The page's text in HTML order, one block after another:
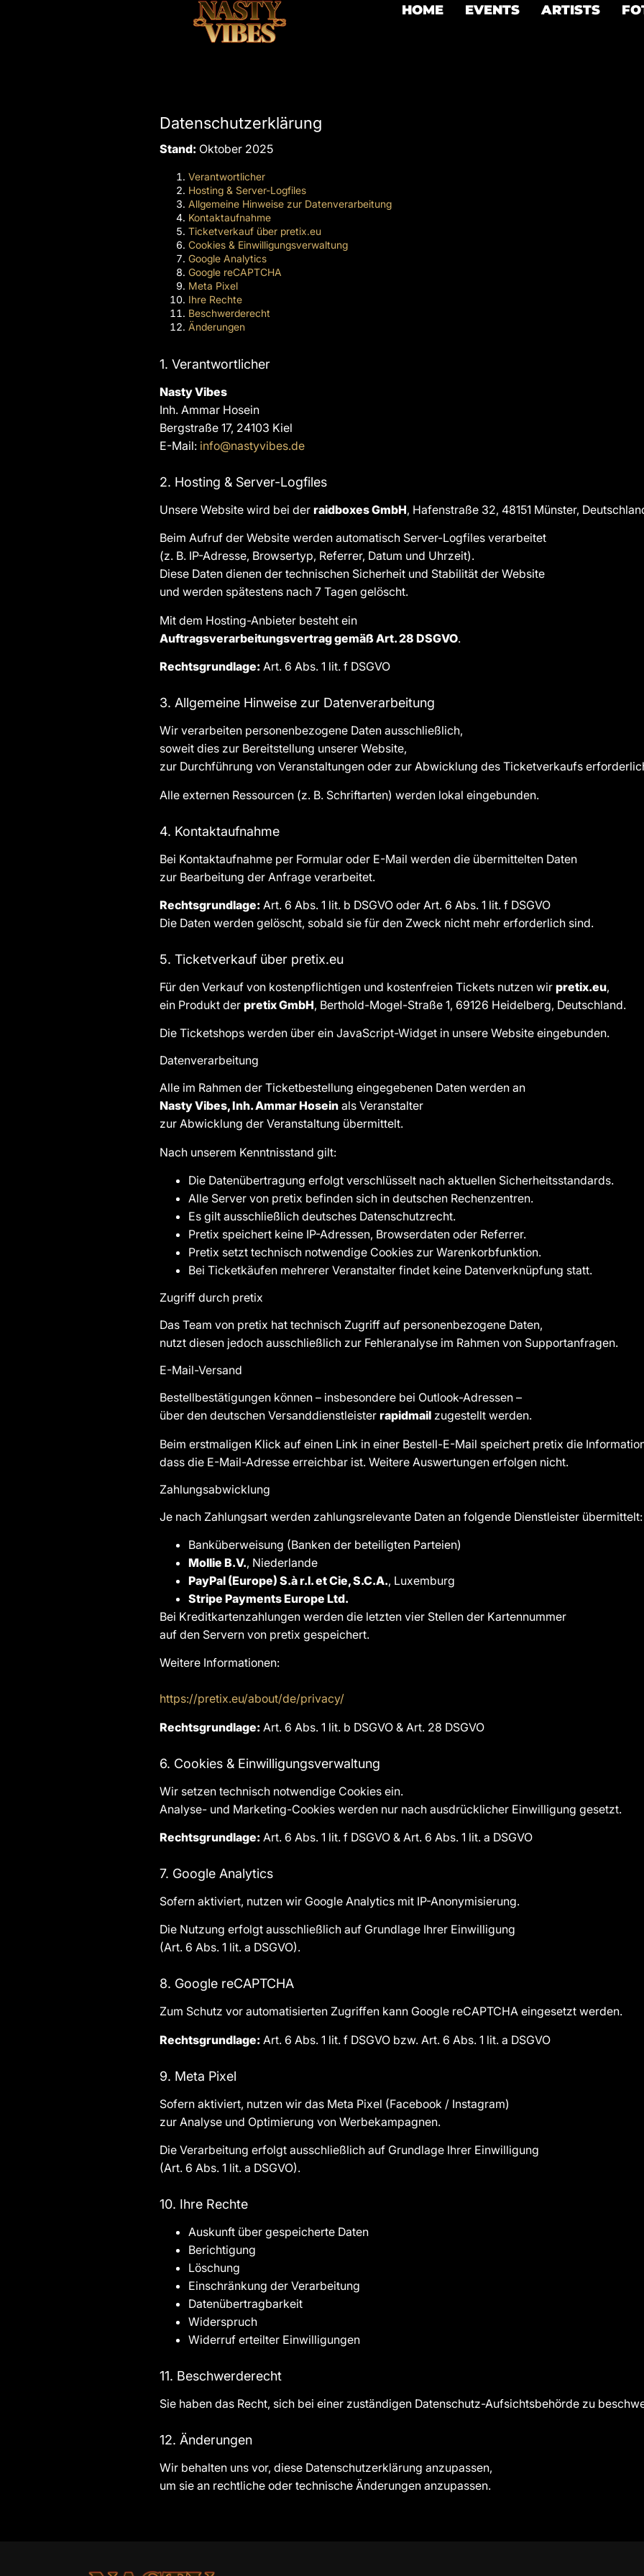
HOME EVENTS ARTISTS
Datenschutzerklärung
Stand: Oktober 2025
Verantwortlicher
Hosting & Server-Logfiles
Allgemeine Hinweise zur Datenverarbeitung
Kontaktaufnahme
Ticketverkauf über pretix.eu
Cookies & Einwilligungsverwaltung
Google Analytics
Google reCAPTCHA
Meta Pixel
Ihre Rechte
Beschwerderecht
Änderungen
1. Verantwortlicher
Nasty Vibes
Inh. Ammar Hosein
Bergstraße 17, 24103 Kiel
E-Mail: info@nastyvibes.de
2. Hosting & Server-Logfiles
Unsere Website wird bei der raidboxes GmbH, Hafenstraße 32, 48151 Münster,
Beim Aufruf der Website werden automatisch Server-Logfiles verarbeitet
(z. B. IP-Adresse, Browsertyp, Referrer, Datum und Uhrzeit).
Diese Daten dienen der technischen Sicherheit und Stabilität der Website
und werden spätestens nach 7 Tagen gelöscht.
Mit dem Hosting-Anbieter besteht ein
Auftragsverarbeitungsvertrag gemäß Art. 28 DSGVO.
Rechtsgrundlage: Art. 6 Abs. 1 lit. f DSGVO
3. Allgemeine Hinweise zur Datenverarbeitung
Wir verarbeiten personenbezogene Daten ausschließlich,
soweit dies zur Bereitstellung unserer Website,
zur Durchführung von Veranstaltungen oder zur Abwicklung des Ticketverkaufs
Alle externen Ressourcen (z. B. Schriftarten) werden lokal eingebunden.
4. Kontaktaufnahme
Bei Kontaktaufnahme per Formular oder E-Mail werden die übermittelten Daten
zur Bearbeitung der Anfrage verarbeitet.
Rechtsgrundlage: Art. 6 Abs. 1 lit. b DSGVO oder Art. 6 Abs. 1 lit. f DSGVO
Die Daten werden gelöscht, sobald sie für den Zweck nicht mehr erforderlich sind.
5. Ticketverkauf über pretix.eu
Für den Verkauf von kostenpflichtigen und kostenfreien Tickets nutzen wir pretix.eu,
ein Produkt der pretix GmbH, Berthold-Mogel-Straße 1, 69126 Heidelberg, Deutschland.
Die Ticketshops werden über ein JavaScript-Widget in unsere Website eingebunden.
Datenverarbeitung
Alle im Rahmen der Ticketbestellung eingegebenen Daten werden an
Nasty Vibes, Inh. Ammar Hosein als Veranstalter
zur Abwicklung der Veranstaltung übermittelt.
Nach unserem Kenntnisstand gilt:
Die Datenübertragung erfolgt verschlüsselt nach aktuellen Sicherheitsstandards.
Alle Server von pretix befinden sich in deutschen Rechenzentren.
Es gilt ausschließlich deutsches Datenschutzrecht.
Pretix speichert keine IP-Adressen, Browserdaten oder Referrer.
Pretix setzt technisch notwendige Cookies zur Warenkorbfunktion.
Bei Ticketkäufen mehrerer Veranstalter findet keine Datenverknüpfung statt.
Zugriff durch pretix
Das Team von pretix hat technisch Zugriff auf personenbezogene Daten,
nutzt diesen jedoch ausschließlich zur Fehleranalyse im Rahmen von Supportanfragen.
E-Mail-Versand
Bestellbestätigungen können – insbesondere bei Outlook-Adressen –
über den deutschen Versanddienstleister rapidmail zugestellt werden.
Beim erstmaligen Klick auf einen Link in einer Bestell-E-Mail speichert pretix die
dass die E-Mail-Adresse erreichbar ist. Weitere Auswertungen erfolgen nicht.
Zahlungsabwicklung
Je nach Zahlungsart werden zahlungsrelevante Daten an folgende Dienstleister übermittelt:
Banküberweisung (Banken der beteiligten Parteien)
Mollie B.V., Niederlande
PayPal (Europe) S.à r.l. et Cie, S.C.A., Luxemburg
Stripe Payments Europe Ltd.
Bei Kreditkartenzahlungen werden die letzten vier Stellen der Kartennummer
auf den Servern von pretix gespeichert.
Weitere Informationen:
https://pretix.eu/about/de/privacy/
Rechtsgrundlage: Art. 6 Abs. 1 lit. b DSGVO & Art. 28 DSGVO
6. Cookies & Einwilligungsverwaltung
Wir setzen technisch notwendige Cookies ein.
Analyse- und Marketing-Cookies werden nur nach ausdrücklicher Einwilligung gesetzt.
Rechtsgrundlage: Art. 6 Abs. 1 lit. f DSGVO & Art. 6 Abs. 1 lit. a DSGVO
7. Google Analytics
Sofern aktiviert, nutzen wir Google Analytics mit IP-Anonymisierung.
Die Nutzung erfolgt ausschließlich auf Grundlage Ihrer Einwilligung
(Art. 6 Abs. 1 lit. a DSGVO).
8. Google reCAPTCHA
Zum Schutz vor automatisierten Zugriffen kann Google reCAPTCHA eingesetzt werden.
Rechtsgrundlage: Art. 6 Abs. 1 lit. f DSGVO bzw. Art. 6 Abs. 1 lit. a DSGVO
9. Meta Pixel
Sofern aktiviert, nutzen wir das Meta Pixel (Facebook / Instagram)
zur Analyse und Optimierung von Werbekampagnen.
Die Verarbeitung erfolgt ausschließlich auf Grundlage Ihrer Einwilligung
(Art. 6 Abs. 1 lit. a DSGVO).
10. Ihre Rechte
Auskunft über gespeicherte Daten
Berichtigung
Löschung
Einschränkung der Verarbeitung
Datenübertragbarkeit
Widerspruch
Widerruf erteilter Einwilligungen
11. Beschwerderecht
Sie haben das Recht, sich bei einer zuständigen Datenschutz-Aufsichtsbehörde zu
12. Änderungen
Wir behalten uns vor, diese Datenschutzerklärung anzupassen,
um sie an rechtliche oder technische Änderungen anzupassen.